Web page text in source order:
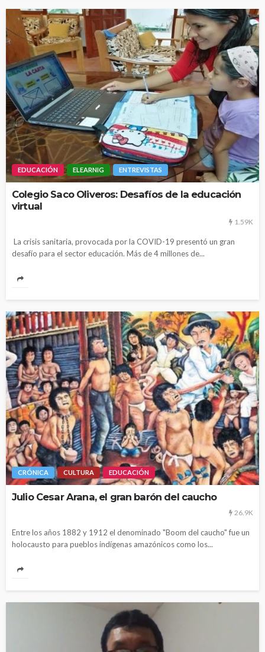
EDUCACIÓN ELEARNIG ENTREVISTAS
Colegio Saco Oliveros: Desafíos de la educación
virtual
1.59K
La crisis sanitaria, provocada por la COVID-19 presentó un gran
desafío para el sector educación. Más de 4 millones de...
CRÓNICA CULTURA EDUCACIÓN
Julio Cesar Arana, el gran barón del caucho
26.9K
Entre los años 1882 y 1912 el denominado "Boom del caucho" fue un
holocausto para pueblos indígenas amazónicos como los...